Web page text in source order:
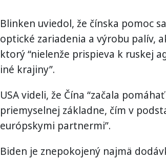
Blinken uviedol, že čínska pomoc
optické zariadenia a výrobu palív,
ktorý “nielenže prispieva k ruskej
iné krajiny”.
USA videli, že Čína “začala
priemyselnej základne, čím v
európskymi partnermi”.
Biden je znepokojený najmä